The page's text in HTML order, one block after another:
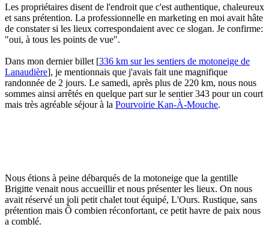
Les propriétaires disent de l'endroit que c'est authentique, chaleureux
et sans prétention. La professionnelle en marketing en moi avait hâte
de constater si les lieux correspondaient avec ce slogan. Je confirme:
"oui, à tous les points de vue".
Dans mon dernier billet [336 km sur les sentiers de motoneige de
Lanaudière], je mentionnais que j'avais fait une magnifique
randonnée de 2 jours. Le samedi, après plus de 220 km, nous nous
sommes ainsi arrêtés en quelque part sur le sentier 343 pour un court
mais très agréable séjour à la Pourvoirie Kan-À-Mouche.
Nous étions à peine débarqués de la motoneige que la gentille
Brigitte venait nous accueillir et nous présenter les lieux. On nous
avait réservé un joli petit chalet tout équipé, L'Ours. Rustique, sans
prétention mais Ô combien réconfortant, ce petit havre de paix nous
a comblé.